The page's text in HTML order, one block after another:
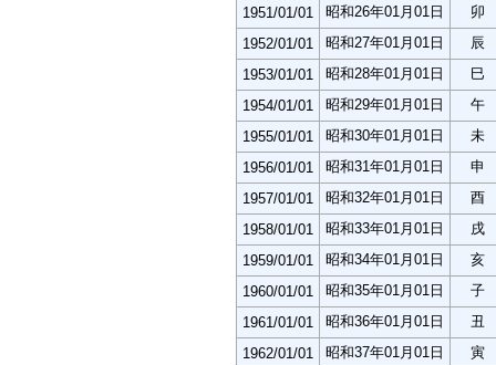
1951/01/01
昭和26年01月01日
卯
1952/01/01
昭和27年01月01日
辰
1953/01/01
昭和28年01月01日
巳
1954/01/01
昭和29年01月01日
午
1955/01/01
昭和30年01月01日
未
1956/01/01
昭和31年01月01日
申
1957/01/01
昭和32年01月01日
酉
1958/01/01
昭和33年01月01日
戌
1959/01/01
昭和34年01月01日
亥
1960/01/01
昭和35年01月01日
子
1961/01/01
昭和36年01月01日
丑
1962/01/01
昭和37年01月01日
寅